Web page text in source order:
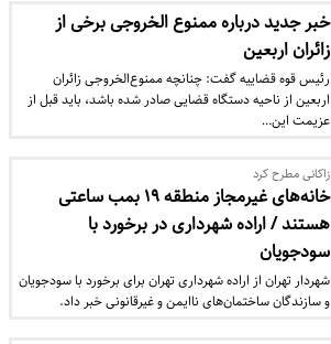
خبر جدید درباره ممنوع‌ الخروجی برخی از
زائران اربعین
رئیس قوه قضاییه گفت: چنانچه ممنوع‌الخروجی زائران
اربعین از ناحیه دستگاه قضایی صادر شده باشد، باید قبل از
عزیمت این…
زاکانی مطرح کرد
خانه‌های غیرمجاز منطقه ۱۹ بمب ساعتی
هستند / اراده شهرداری در برخورد با
سودجویان
شهردار تهران از اراده شهرداری تهران برای برخورد با سودجویان
و سازندگان ساختمان‌های ناایمن و غیرقانونی خبر داد.